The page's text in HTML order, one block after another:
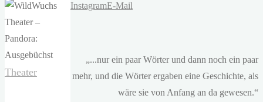
Theater
InstagramE-Mail
„...nur ein paar Wörter und dann noch ein paar
mehr, und die Wörter ergaben eine Geschichte, als
wäre sie von Anfang an da gewesen.“